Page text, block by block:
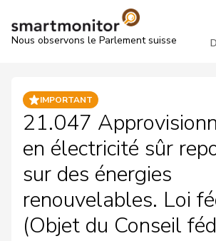
Nous observons le Parlement suisse
IMPORTANT
21.047
en électricité sûr
sur des énergies
renouvelables. Loi
(Objet du Conseil